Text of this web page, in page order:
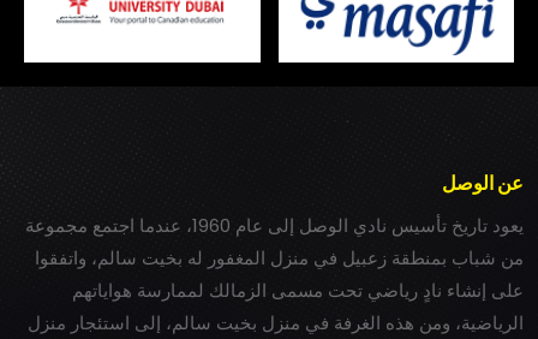
عن الوصل
يعود تاريخ تأسيس نادي الوصل إلى عام 1960، عندما اجتمع مجموعة
من شباب بمنطقة زعبيل في منزل المغفور له بخيت سالم، واتفقوا
على إنشاء نادٍ رياضي تحت مسمى الزمالك لممارسة هواياتهم
الرياضية، ومن هذه الغرفة في منزل بخيت سالم، إلى استئجار منزل